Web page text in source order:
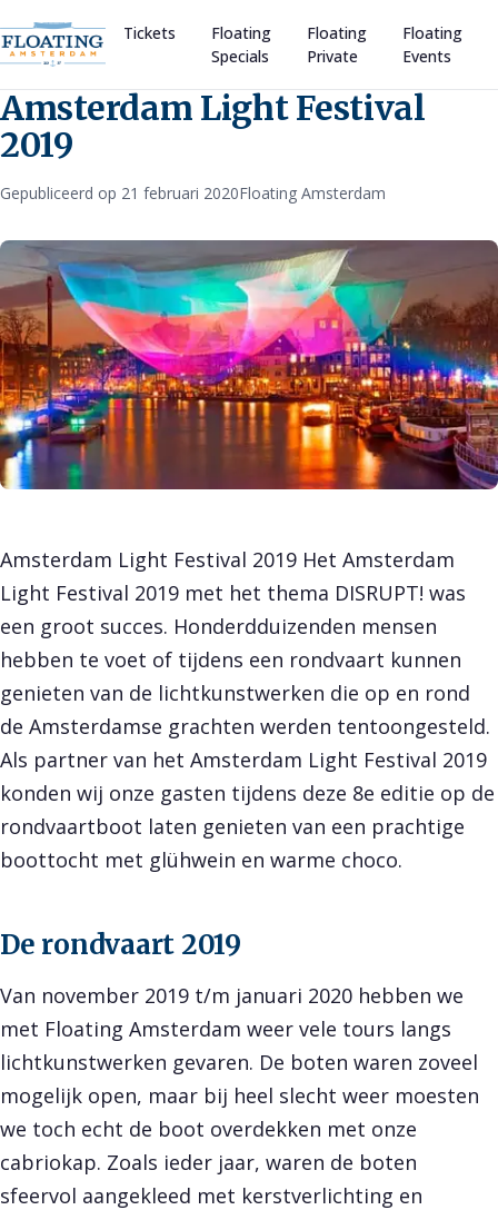
Tickets
Floating
Specials
Floating
Private
Floating
Events
Amsterdam Light Festival
2019
Gepubliceerd op 21 februari 2020Floating Amsterdam
Amsterdam Light Festival 2019 Het Amsterdam
Light Festival 2019 met het thema DISRUPT! was
een groot succes. Honderdduizenden mensen
hebben te voet of tijdens een rondvaart kunnen
genieten van de lichtkunstwerken die op en rond
de Amsterdamse grachten werden tentoongesteld.
Als partner van het Amsterdam Light Festival 2019
konden wij onze gasten tijdens deze 8e editie op de
rondvaartboot laten genieten van een prachtige
boottocht met glühwein en warme choco.
De rondvaart 2019
Van november 2019 t/m januari 2020 hebben we
met Floating Amsterdam weer vele tours langs
lichtkunstwerken gevaren. De boten waren zoveel
mogelijk open, maar bij heel slecht weer moesten
we toch echt de boot overdekken met onze
cabriokap. Zoals ieder jaar, waren de boten
sfeervol aangekleed met kerstverlichting en